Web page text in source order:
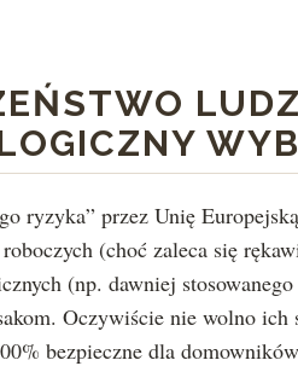
ryzyka” przez Unię
(choć zaleca się
(np. dawniej
Oczywiście nie wolno ich
bezpieczne dla